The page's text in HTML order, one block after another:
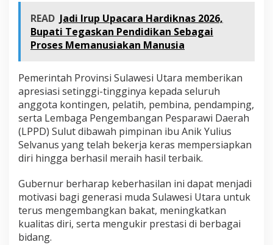
READ Jadi Irup Upacara Hardiknas 2026,
Bupati Tegaskan Pendidikan Sebagai
Proses Memanusiakan Manusia
Pemerintah Provinsi Sulawesi Utara memberikan
apresiasi setinggi-tingginya kepada seluruh
anggota kontingen, pelatih, pembina, pendamping,
serta Lembaga Pengembangan Pesparawi Daerah
(LPPD) Sulut dibawah pimpinan ibu Anik Yulius
Selvanus yang telah bekerja keras mempersiapkan
diri hingga berhasil meraih hasil terbaik.
Gubernur berharap keberhasilan ini dapat menjadi
motivasi bagi generasi muda Sulawesi Utara untuk
terus mengembangkan bakat, meningkatkan
kualitas diri, serta mengukir prestasi di berbagai
bidang.